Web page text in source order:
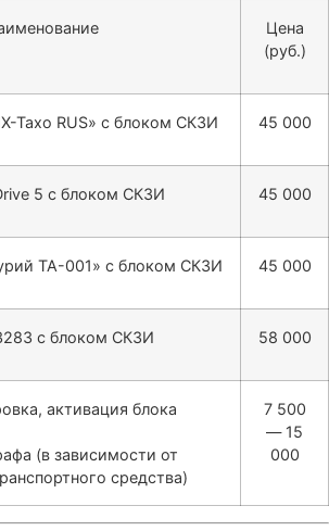
Цена
(руб.)
RUS» с блоком СКЗИ 45 000
5 с блоком СКЗИ 45 000
ТА-001» с блоком СКЗИ 45 000
с блоком СКЗИ 58 000
активация блока
(в зависимости от
средства)
7 500
— 15
000